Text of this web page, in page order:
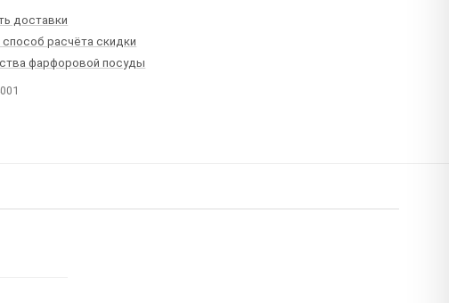
доставки
способ расчёта скидки
фарфоровой посуды